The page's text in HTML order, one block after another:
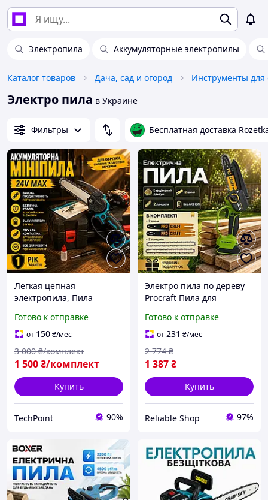
Электропила Аккумуляторные электропилы
Каталог товаров Дача, сад и огород Инструменты для
Электро пила в Украине
Фильтры Бесплатная доставка
Легкая цепная
электропила, Пила
аккумуляторами 24В 5Ah
шина 150 мм, Мини
цепная пила,
Аккумуляторная пила
Готово к отправке
от 150₴/мес
1 500₴/комплект
3 000 ₴/комплект
Купить
TechPoint 90%
Электро пила по дереву
Procraft Пила для
электропила Мощная
садовая пила
Акамуляторная цепная
пила
Готово к отправке
от231 ₴/мес
1 387₴
2 774 ₴
Купить
Reliable Shop 97%